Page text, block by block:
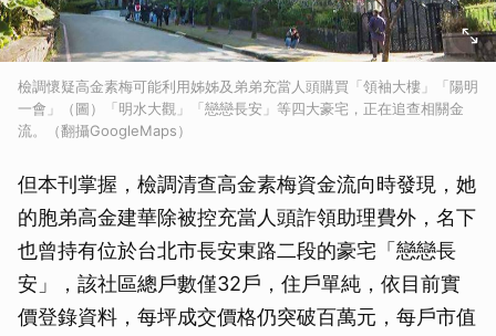
檢調懷疑高金素梅可能利用姊姊及弟弟充當人頭購買「領袖大樓」「陽明
一會」（圖）「明水大觀」「戀戀長安」等四大豪宅，正在追查相關金
流。（翻攝GoogleMaps）
但本刊掌握，檢調清查高金素梅資金流向時發現，她
的胞弟高金建華除被控充當人頭詐領助理費外，名下
也曾持有位於台北市長安東路二段的豪宅「戀戀長
安」，該社區總戶數僅32戶，住戶單純，依目前實
價登錄資料，每坪成交價格仍突破百萬元，每戶市值